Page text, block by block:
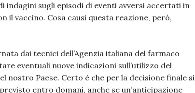
indagini sugli episodi di eventi avversi accertati in
il vaccino. Cosa causi questa reazione, però,
dai tecnici dell’Agenzia italiana del farmaco
eventuali nuove indicazioni sull’utilizzo del
Paese. Certo è che per la decisione finale si
entro domani, anche se un’anticipazione